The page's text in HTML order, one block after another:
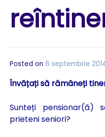
Posted on 6 septembrie
Învățați să rămâneți
Sunteți
prieteni seniori?